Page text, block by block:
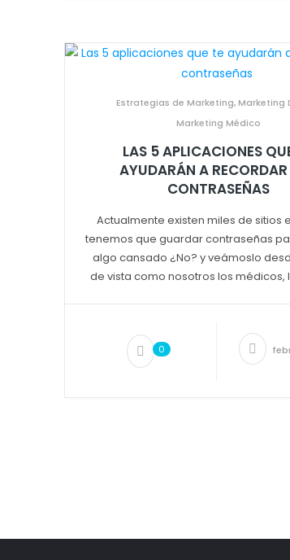
Estrategias de Marketing, Marketing
Marketing Médico
LAS 5 APLICACIONES
AYUDARÁN A
CONTRASEÑAS
Actualmente existen miles de sitios
tenemos que guardar contraseñas
algo cansado ¿No? y veámoslo
de vista como nosotros los médicos,
0